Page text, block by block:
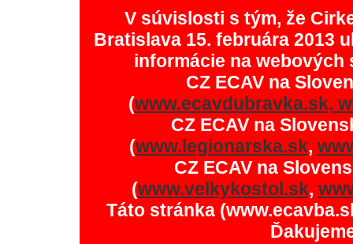
V súvislosti s tým, že
Bratislava 15. februára 2013
informácie na
CZ ECAV na
(www.ecavdubravka.sk,
CZ ECAV na
(www.legionarska.sk,
CZ ECAV na
(www.velkykostol.sk,
Táto stránka